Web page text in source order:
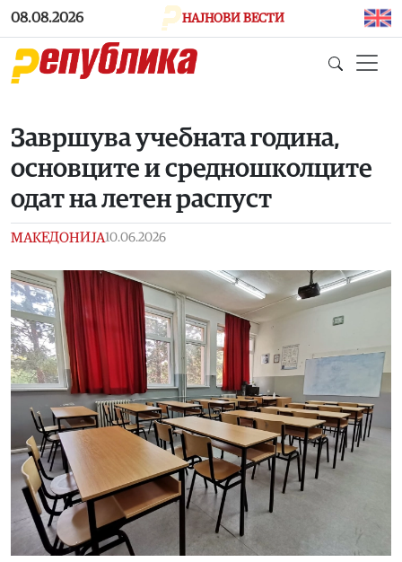
Skip to main content
08.08.2026 НАЈНОВИ ВЕСТИ
Завршува учебната година,
основците и средношколците
одат на летен распуст
МАКЕДОНИЈА10.06.2026